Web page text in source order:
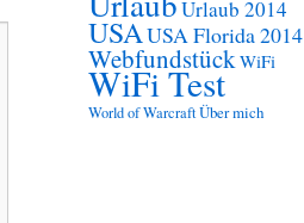
Urlaub 2014
USAUSA Florida 2014
WebfundstückWiFi
WiFi Test
World of WarcraftÜber mich